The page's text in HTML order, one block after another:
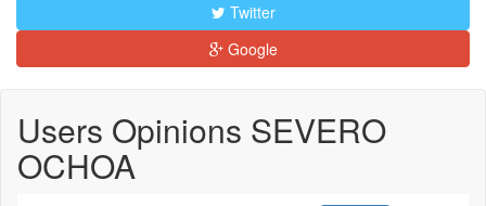
Twitter
Google
Users Opinions SEVERO
OCHOA